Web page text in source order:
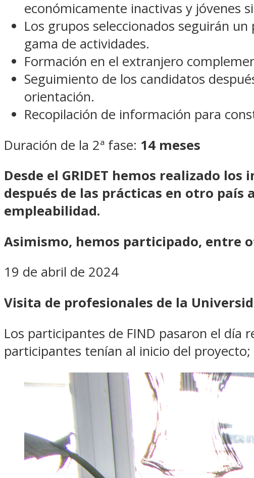
económicamente inactivas y jóvenes
Los grupos seleccionados seguirán
gama de actividades.
Formación en el extranjero
Seguimiento de los candidatos
orientación.
Recopilación de información para
Duración de la 2ª fase: 14 meses
Desde el GRIDET hemos realizado
después de las prácticas en otro país
empleabilidad.
Asimismo, hemos participado, entre
19 de abril de 2024
Visita de profesionales de la
Los participantes de FIND pasaron el
participantes tenían al inicio del